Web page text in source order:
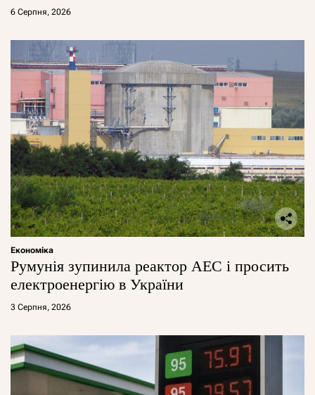
6 Серпня, 2026
Економіка
Румунія зупинила реактор АЕС і просить
електроенергію в України
3 Серпня, 2026